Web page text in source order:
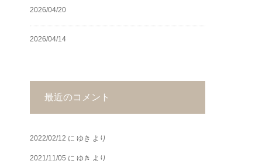
2026/04/20
2026/04/14
最近のコメント
2022/02/12 に ゆき より
2021/11/05 に ゆき より